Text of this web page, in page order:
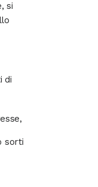
si
di
sorti